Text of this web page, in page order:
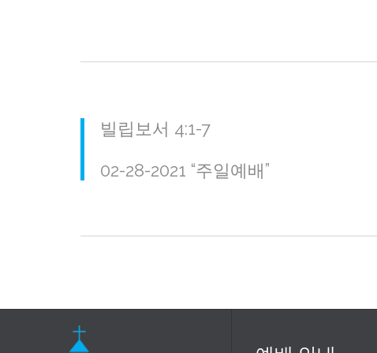
빌립보서 4:1-7
02-28-2021 “주일예배”